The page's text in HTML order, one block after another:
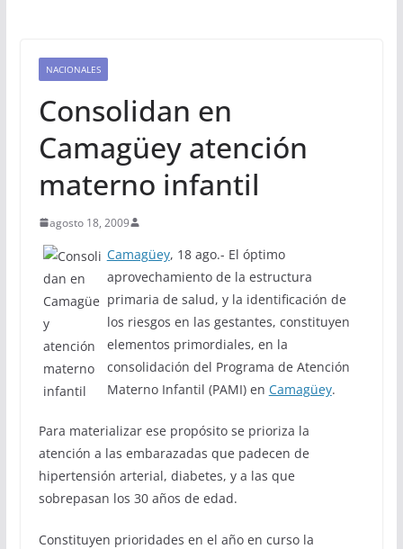
NACIONALES
Consolidan en
Camagüey atención
materno infantil
agosto 18, 2009
Camagüey, 18 ago.- El óptimo
aprovechamiento de la estructura
primaria de salud, y la identificación de
los riesgos en las gestantes, constituyen
elementos primordiales, en la
consolidación del Programa de Atención
Materno Infantil (PAMI) en Camagüey.
Para materializar ese propósito se prioriza la
atención a las embarazadas que padecen de
hipertensión arterial, diabetes, y a las que
sobrepasan los 30 años de edad.
Constituyen prioridades en el año en curso la